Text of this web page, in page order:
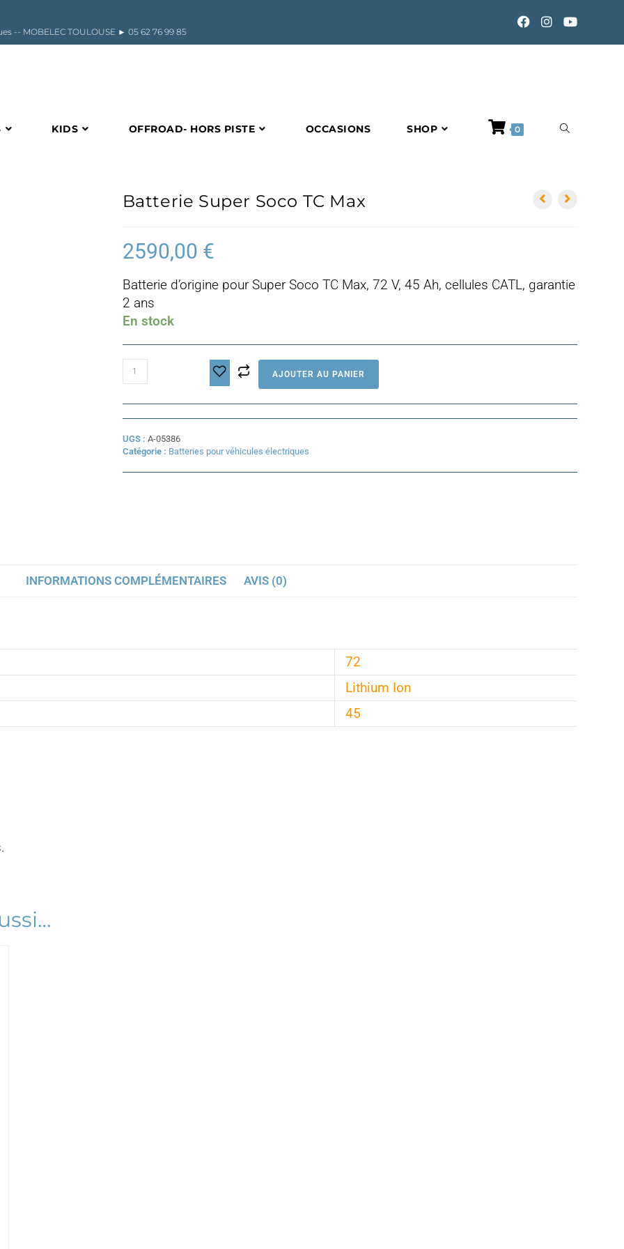
-- MOBELEC TOULOUSE ► 05 62 76 99 85
KIDS OFFROAD- HORS PISTE OCCASIONS SHOP 0 TOGGLE
Batterie Super Soco TC Max
2590,00 €
Batterie d’origine pour Super Soco TC Max, 72 V, 45 Ah, cellules CATL, garantie
2 ans
En stock
Super
Soco
Max
AJOUTER AU PANIER
UGS : A-05386
Catégorie : Batteries pour véhicules électriques
INFORMATIONS COMPLÉMENTAIRES AVIS (0)
72
Lithium Ion
45